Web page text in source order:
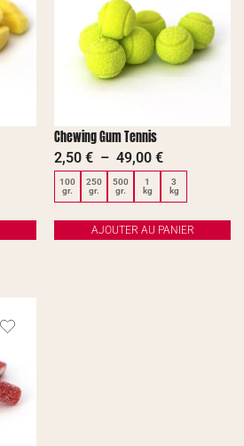
Chewing Gum Tennis
2,50 € – 49,00 €
100
gr.
250
gr.
500
gr.
1
kg
3
kg
AJOUTER AU PANIER